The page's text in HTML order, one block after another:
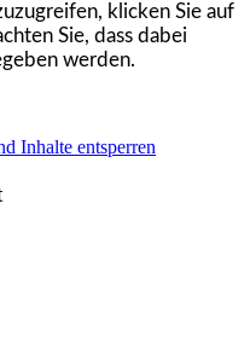
klicken Sie auf
Sie, dass dabei
werden.
Inhalte entsperren